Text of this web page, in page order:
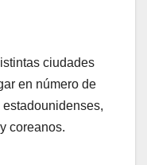
ciudades
en número de
coreanos.